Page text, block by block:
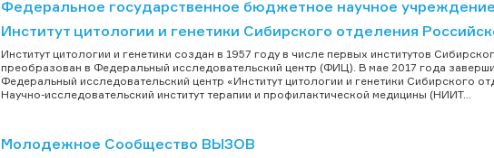
Федеральное государственное бюджетное научное
Институт цитологии и генетики Сибирского отделения
Институт цитологии и генетики создан в 1957 году в числе первых институтов
преобразован в Федеральный исследовательский центр (ФИЦ). В мае 2017 года
Федеральный исследовательский центр «Институт цитологии и генетики Сибирского
Научно-исследовательский институт терапии и профилактической медицины (НИИТ...
Молодежное Сообщество ВЫЗОВ